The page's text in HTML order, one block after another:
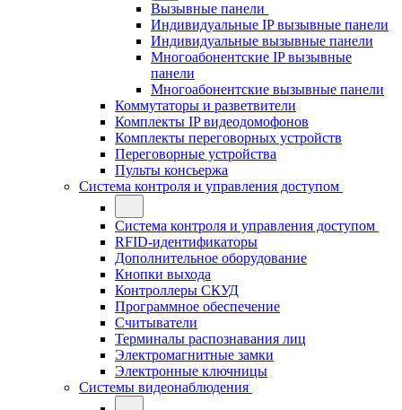
Вызывные панели
Индивидуальные IP вызывные панели
Индивидуальные вызывные панели
Многоабонентские IP вызывные
панели
Многоабонентские вызывные панели
Коммутаторы и разветвители
Комплекты IP видеодомофонов
Комплекты переговорных устройств
Переговорные устройства
Пульты консьержа
Система контроля и управления доступом
Система контроля и управления доступом
RFID-идентификаторы
Дополнительное оборудование
Кнопки выхода
Контроллеры СКУД
Программное обеспечение
Считыватели
Терминалы распознавания лиц
Электромагнитные замки
Электронные ключницы
Системы видеонаблюдения